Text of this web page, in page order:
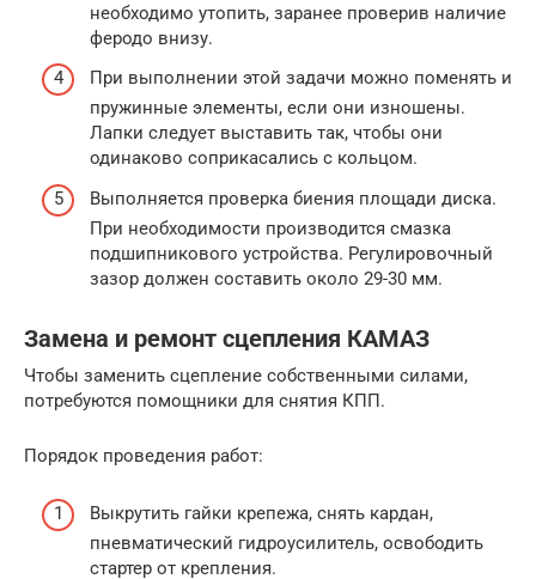
необходимо утопить, заранее проверив наличие
феродо внизу.
При выполнении этой задачи можно поменять и
пружинные элементы, если они изношены.
Лапки следует выставить так, чтобы они
одинаково соприкасались с кольцом.
Выполняется проверка биения площади диска.
При необходимости производится смазка
подшипникового устройства. Регулировочный
зазор должен составить около 29-30 мм.
Замена и ремонт сцепления КАМАЗ
Чтобы заменить сцепление собственными силами,
потребуются помощники для снятия КПП.
Порядок проведения работ:
Выкрутить гайки крепежа, снять кардан,
пневматический гидроусилитель, освободить
стартер от крепления.